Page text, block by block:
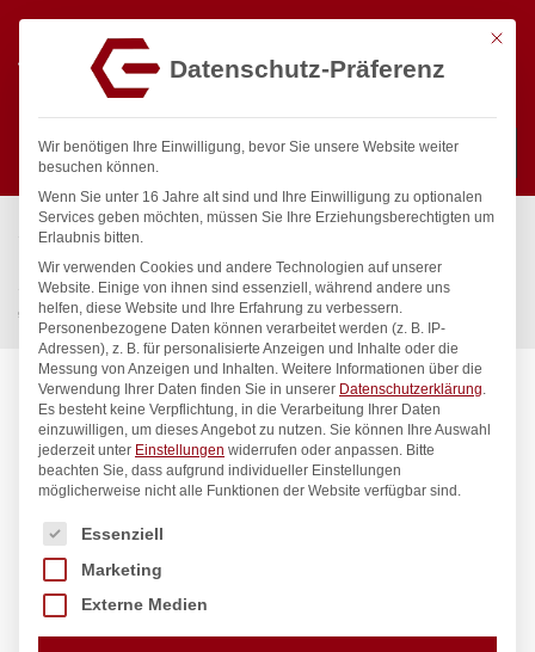
Suchen
Start / Gastronomiebedarf & Gastro Geräte für Profis
Küchenartikel
Töpfe & Pfannen
Stielkasserolle – ohne Deckel, HENDI, Kitchen Line, 1,5L,
⌀160x(H)75mm
Mit
Datenschutz-Präferenz
Wir benötigen Ihre Einwilligung, bevor Sie unsere Website weiter
besuchen können.
Wenn Sie unter 16 Jahre alt sind und Ihre Einwilligung zu optionalen
Services geben möchten, müssen Sie Ihre Erziehungsberechtigten um
Erlaubnis bitten.
Wir verwenden Cookies und andere Technologien auf unserer
Website. Einige von ihnen sind essenziell, während andere uns
helfen, diese Website und Ihre Erfahrung zu verbessern.
Personenbezogene Daten können verarbeitet werden (z. B. IP-
Adressen), z. B. für personalisierte Anzeigen und Inhalte oder die
Messung von Anzeigen und Inhalten. Weitere Informationen über die
Verwendung Ihrer Daten finden Sie in unserer Datenschutzerklärung.
Es besteht keine Verpflichtung, in die Verarbeitung Ihrer Daten
einzuwilligen, um dieses Angebot zu nutzen. Sie können Ihre Auswahl
jederzeit unter Einstellungen widerrufen oder anpassen. Bitte
beachten Sie, dass aufgrund individueller Einstellungen
möglicherweise nicht alle Funktionen der Website verfügbar sind.
Es folgt eine Liste der Service-Gruppen, für die eine
Essenziell
Marketing
Externe Medien